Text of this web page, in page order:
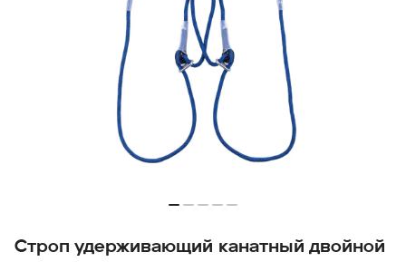
Строп удерживающий канатный двойной